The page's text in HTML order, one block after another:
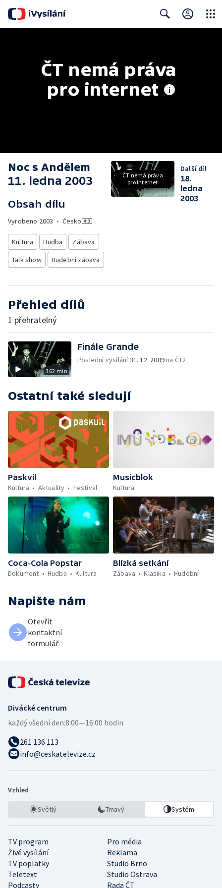
ČT nemá práva
pro internet
Noc s Andělem
11. ledna 2003
Obsah dílu
Vyrobeno 2003 • Česko
Kultura Hudba
Zábava
Talk show
Hudební zábava
ČT nemá práva
pro internet
Další díl
18.
ledna
2003
Přehled dílů
1 přehratelný
362 min
Finále Grande
Poslední vysílání31. 12. 2009na ČT2
Ostatní také sledují
Paskvil
Kultura
Aktuality Festival
Musicblok
Kultura
Coca-Cola Popstar
Dokument
Hudba Kultura
Blízká setkání
Zábava
Klasika Hudební
Napište nám
Otevřít
kontaktní
formulář
Divácké centrum
každý všední den:8:00—16:00 hodin
261 136 113
info@ceskatelevize.cz
Vzhled
Světlý Tmavý Systém
TV program
Pro média
Živé vysílání
Reklama
TV poplatky
Studio Brno
Teletext
Studio Ostrava
Podcasty
Rada ČT